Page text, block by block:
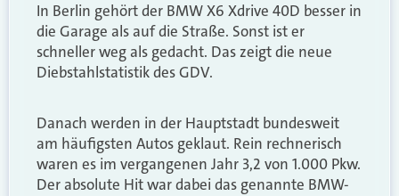
In Berlin gehört der BMW X6 Xdrive 40D besser in
die Garage als auf die Straße. Sonst ist er
schneller weg als gedacht. Das zeigt die neue
Diebstahlstatistik des GDV.
Danach werden in der Hauptstadt bundesweit
am häufigsten Autos geklaut. Rein rechnerisch
waren es im vergangenen Jahr 3,2 von 1.000 Pkw.
Der absolute Hit war dabei das genannte BMW-